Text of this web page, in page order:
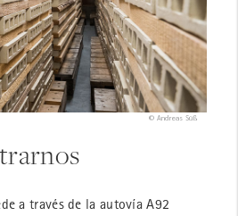
© Andreas Süß
a través de la autovía A92